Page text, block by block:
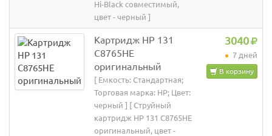
Hi-Black совместимый,
цвет - черный ]
Картридж HP 131
C8765HE
оригинальный
[ Емкость: Стандартная;
Торговая марка: HP; Цвет:
черный ] [ Струйный
картридж HP 131 C8765HE
оригинальный, цвет -
3040
7 дней
В корзину